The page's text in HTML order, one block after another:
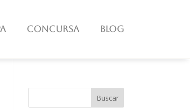
Concursa Blog
Buscar